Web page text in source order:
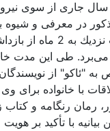
در معرفی و
شده است. با
طی اين مدت
با خانواده برای
رمان رنگامه و كتاب
بيانيه با تأكيد بر